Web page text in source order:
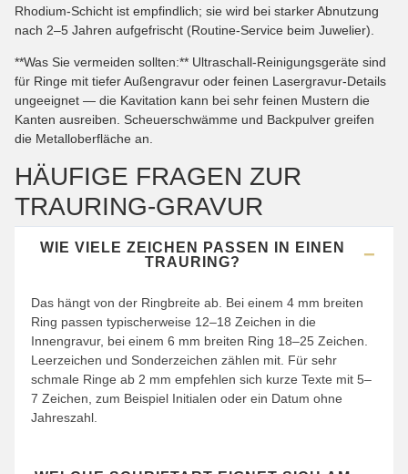
Rhodium-Schicht ist empfindlich; sie wird bei starker Abnutzung
nach 2–5 Jahren aufgefrischt (Routine-Service beim Juwelier).
**Was Sie vermeiden sollten:** Ultraschall-Reinigungsgeräte sind
für Ringe mit tiefer Außengravur oder feinen Lasergravur-Details
ungeeignet — die Kavitation kann bei sehr feinen Mustern die
Kanten ausreiben. Scheuerschwämme und Backpulver greifen
die Metalloberfläche an.
HÄUFIGE FRAGEN ZUR
TRAURING-GRAVUR
WIE VIELE ZEICHEN PASSEN IN EINEN
TRAURING?
Das hängt von der Ringbreite ab. Bei einem 4 mm breiten
Ring passen typischerweise 12–18 Zeichen in die
Innengravur, bei einem 6 mm breiten Ring 18–25 Zeichen.
Leerzeichen und Sonderzeichen zählen mit. Für sehr
schmale Ringe ab 2 mm empfehlen sich kurze Texte mit 5–
7 Zeichen, zum Beispiel Initialen oder ein Datum ohne
Jahreszahl.